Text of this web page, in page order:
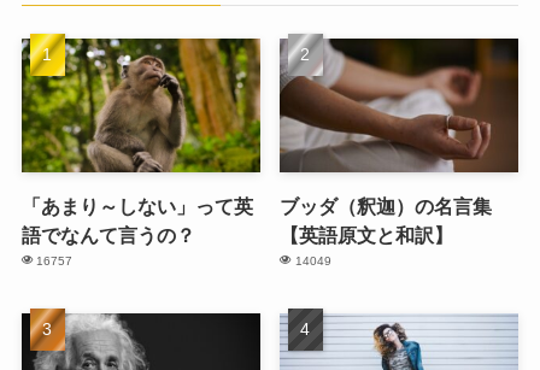
「あまり～しない」って英
語でなんて言うの？
16757
ブッダ（釈迦）の名言集
【英語原文と和訳】
14049